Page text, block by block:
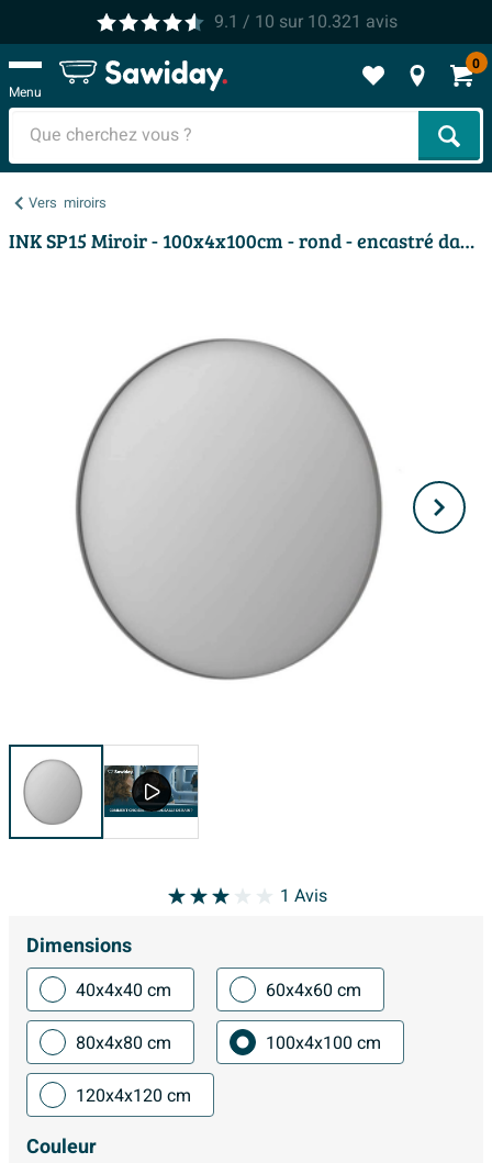
9.1 / 10 sur 10.321 avis
Menu
0
Vers miroirs
INK SP15 Miroir - 100x4x100cm - rond - encastré dans un cadre en aluminium - aluminium inox brossé
1 Avis
Dimensions
40x4x40 cm
60x4x60 cm
80x4x80 cm
100x4x100 cm
120x4x120 cm
Couleur